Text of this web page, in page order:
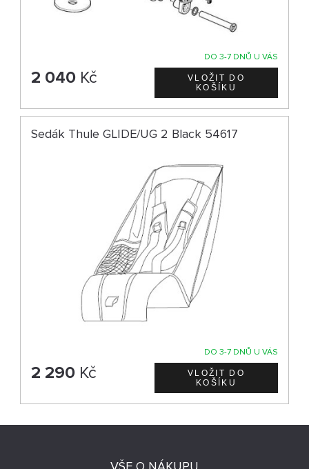
DO 3-7 DNŮ U VÁS
2 040 Kč
Sedák Thule GLIDE/UG 2 Black 54617
DO 3-7 DNŮ U VÁS
2 290 Kč